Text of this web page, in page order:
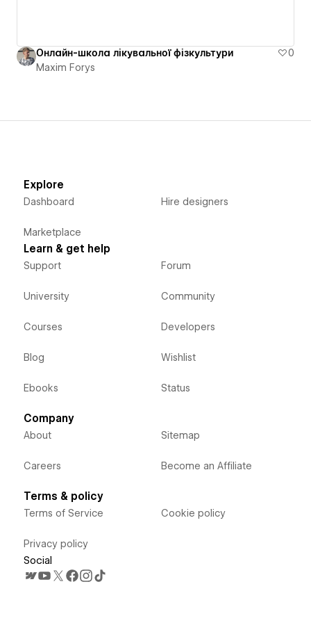
Онлайн-школа лікувальної фізкультури
0
Maxim Forys
Explore
Dashboard
Marketplace
Hire designers
Learn & get help
Support
University
Courses
Blog
Ebooks
Forum
Community
Developers
Wishlist
Status
Company
About
Careers
Sitemap
Become an Affiliate
Terms & policy
Terms of Service
Privacy policy
Cookie policy
Social